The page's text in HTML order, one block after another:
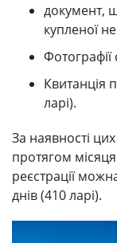
документ,
купленої
Квитанція
ларі).
За наявності
протягом
реєстрації
днів (410 ларі).